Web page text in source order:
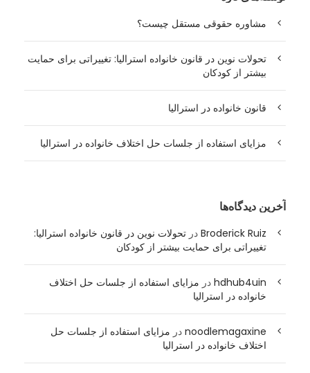
مشاوره حقوقی مستقل چیست؟
تحولات نوین در قانون خانواده استرالیا: تغییراتی برای حمایت
بیشتر از کودکان
قانون خانواده در استرالیا
مزایای استفاده از جلسات حل اختلاف خانواده در استرالیا
آخرین دیدگاه‌ها
Broderick Ruiz در تحولات نوین در قانون خانواده استرالیا:
تغییراتی برای حمایت بیشتر از کودکان
hdhub4uin در مزایای استفاده از جلسات حل اختلاف
خانواده در استرالیا
noodlemagaxine در مزایای استفاده از جلسات حل
اختلاف خانواده در استرالیا